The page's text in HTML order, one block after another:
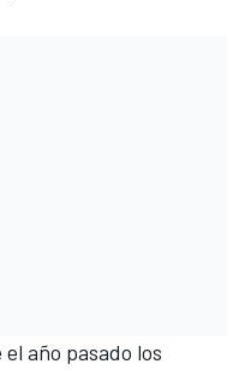
año pasado los